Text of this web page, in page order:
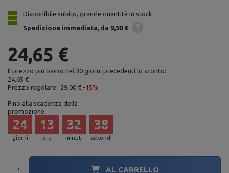
Disponibile subito, grande quantità in stock
Spedizione immediata da 9,90 €
24,65 €
Il prezzo più basso nei 30 giorni precedenti lo sconto:
24,65 €
Prezzo regolare: 29,00 € -15%
Fino alla scadenza della
promozione:
giorni
24
ore
13
minuti
32
secondi
37
AL CARRELLO